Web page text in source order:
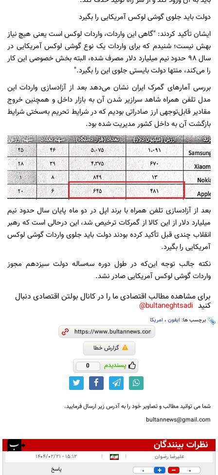
دولت باید جلوی گوشی لوکس آمریکایی را بگیرد
ایشان تأکید کردند: "گاهی این واردات، واردات لوکس است یعنی هیچ نیاز
بهش نیست؛ شنیدم که برای واردات یک نوع گوشی لوکس آمریکایی در
سال 98 حدود نیم میلیارد دلار مصرف شده، البته بخش خصوصی این کار
را می‌کند، منتها دولت بایستی جلوی این را بگیرد."
بررسی آمارهای گمرک ایران نشان می‌دهد بعد از آزادسازی واردات این
مدل تلفن همراه شاهد سرازیر شدن آن به بازار داخل و همچنین خروج
مقادیر قابل‌توجهی ارز صادراتی بودیم که در شرایط تحریم به‌سختی شرایط
بازگشت آن به داخل کشور مدیریت شده بود.
بعد از آزادسازی تلفن همراه با برند اپل در دو ماه پایان سال حدود نیم
میلیارد دلار از این کالا از گمرکات ترخیص شد، این درحالی است که رهبر
انقلاب چندی قبل تأکید کرده بودند دولت باید جلوی واردات گوشی لوکس
آمریکایی را بگیرد.
نکته جالب توجه این‌که در طول دوره سه‌ساله دولت سیزدهم مجوز
واردات گوشی لوکس آمریکایی صادر نشد.
برای مشاهده مطالب اقتصادی ما را در کانال بولتن اقتصادی دنبال
کنید bultaneghtsadi@
برچسب ها: ایفون ، امریکا
گزارش خطا
پسندیدم 0
شما می توانید مطالب و تصاویر خود را به آدرس زیر ارسال فرمایید.
bultannews@gmail.com
نظرات بینندگان
در انتظار بررسی:
علیرضا رضوان |
|
۱۵:۱۲ - ۱۴۰۴/۰۲/۲۱
0
0 پاسخ